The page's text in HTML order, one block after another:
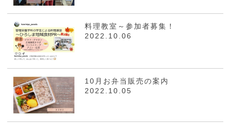
料理教室～参加者募集！
2022.10.06
10月お弁当販売の案内
2022.10.05